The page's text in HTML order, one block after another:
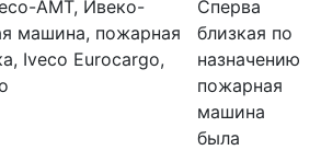
Сперва
близкая по
назначению
пожарная
машина
была